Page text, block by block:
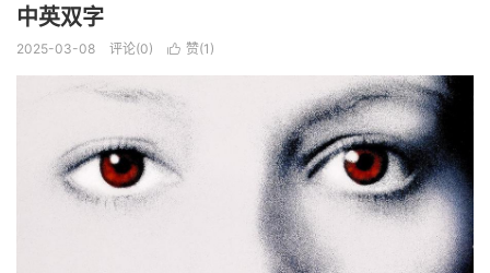
中英双字
2025-03-08 评论(0)  赞(1 )